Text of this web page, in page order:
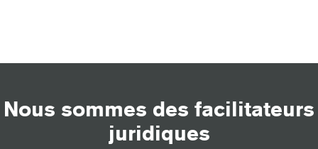
Nous sommes des facilitateurs
juridiques